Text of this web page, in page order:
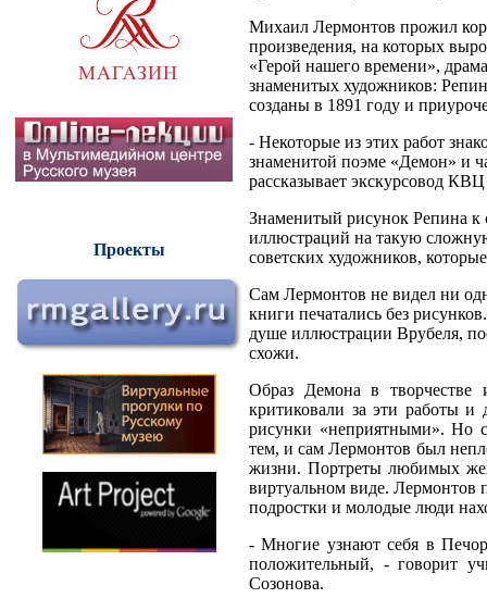
Проекты
Михаил Лермонтов прожил
произведения, на которых
«Герой нашего времени»,
знаменитых художников:
созданы в 1891 году и
- Некоторые из этих работ
знаменитой поэме «Демон» и
рассказывает экскурсовод
Знаменитый рисунок Репина к
иллюстраций на такую
советских художников,
Сам Лермонтов не видел ни
книги печатались без
душе иллюстрации Врубеля,
схожи.
Образ Демона в
критиковали за эти работы
рисунки «неприятными». Но
тем, и сам Лермонтов был
жизни. Портреты любимых
виртуальном виде. Лермонтов
подростки и молодые люди
- Многие узнают себя в
положительный, - говорит
Созонова.